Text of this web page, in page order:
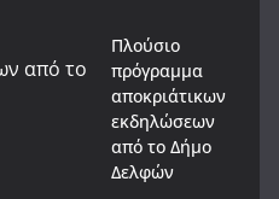
Πλούσιο
πρόγραμμα
αποκριάτικων
εκδηλώσεων
από το Δήμο
Δελφών